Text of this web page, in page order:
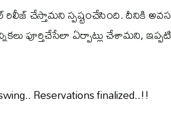
చేస్తామని స్పష్టంచేసింది. దీనికి
పూర్తిచేసేలా ఏర్పాట్లు చేశామని,
Reservations finalized..!!